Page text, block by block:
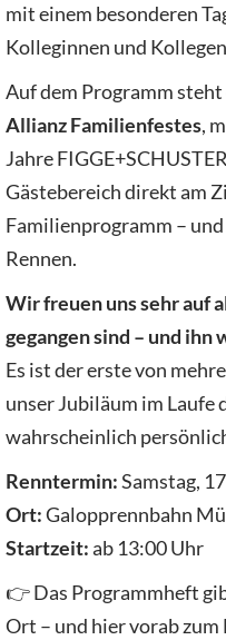
mit einem besonderen
Kolleginnen und
Auf dem Programm steht
Allianz Familienfestes,
Jahre
Gästebereich direkt am
Familienprogramm –
Rennen.
Wir freuen uns sehr auf
gegangen sind – und
Es ist der erste von
unser Jubiläum im Laufe
wahrscheinlich
Renntermin:Samstag,
Ort:Galopprennbahn
Startzeit:ab 13:00 Uhr
👉 Das Programmheft
Ort – und hier vorab